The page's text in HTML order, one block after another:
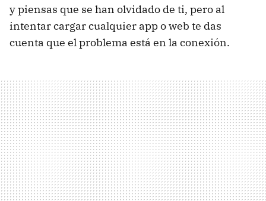
y piensas que se han olvidado de ti, pero al
intentar cargar cualquier app o web te das
cuenta que el problema está en la conexión.